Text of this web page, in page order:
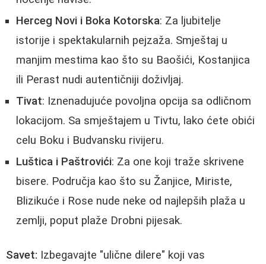
Herceg Novi i Boka Kotorska: Za ljubitelje
istorije i spektakularnih pejzaža. Smještaj u
manjim mestima kao što su Baošići, Kostanjica
ili Perast nudi autentičniji doživljaj.
Tivat: Iznenadujuće povoljna opcija sa odličnom
lokacijom. Sa smještajem u Tivtu, lako ćete obići
celu Boku i Budvansku rivijeru.
Luštica i Paštrovići: Za one koji traže skrivene
bisere. Područja kao što su Žanjice, Miriste,
Blizikuće i Rose nude neke od najlepših plaža u
zemlji, poput plaže Drobni pijesak.
Savet: Izbegavajte "ulične dilere" koji vas